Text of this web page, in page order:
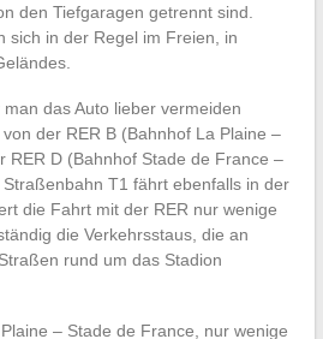
den Tiefgaragen getrennt sind.
sich in der Regel im Freien, in
das Auto lieber vermeiden
der RER B (Bahnhof La Plaine –
RER D (Bahnhof Stade de France –
T1 fährt ebenfalls in der
die Fahrt mit der RER nur wenige
die Verkehrsstaus, die an
rund um das Stadion
– Stade de France, nur wenige